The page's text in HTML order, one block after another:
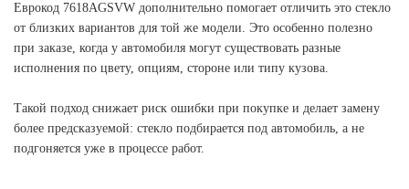
Еврокод 7618AGSVW дополнительно помогает отличить это стекло
от близких вариантов для той же модели. Это особенно полезно
при заказе, когда у автомобиля могут существовать разные
исполнения по цвету, опциям, стороне или типу кузова.
Такой подход снижает риск ошибки при покупке и делает замену
более предсказуемой: стекло подбирается под автомобиль, а не
подгоняется уже в процессе работ.